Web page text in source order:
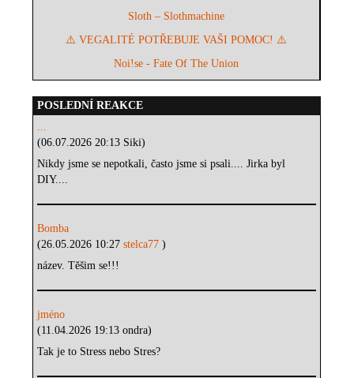
Sloth – Slothmachine
⚠️ VEGALITÉ POTŘEBUJE VAŠI POMOC! ⚠️
Noi!se - Fate Of The Union
POSLEDNÍ REAKCE
...
(06.07.2026 20:13 Siki)
Nikdy jsme se nepotkali, často jsme si psali.... Jirka byl
DIY....
Bomba
(26.05.2026 10:27stelca77)
název. Těšim se!!!
jméno
(11.04.2026 19:13 ondra)
Tak je to Stress nebo Stres?